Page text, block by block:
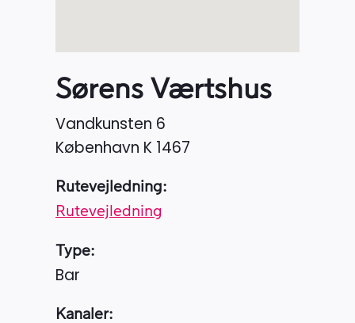
Sørens Værtshus
Vandkunsten 6
København K 1467
Rutevejledning:
Rutevejledning
Type:
Bar
Kanaler: